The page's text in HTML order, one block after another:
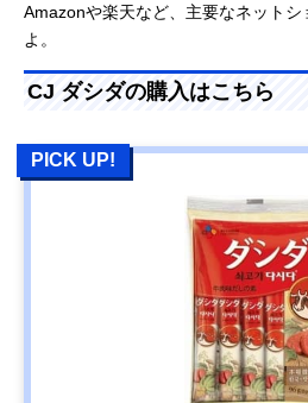
Amazonや楽天など、主要なネット
よ。
CJ ダシダの購入はこちら
PICK UP!